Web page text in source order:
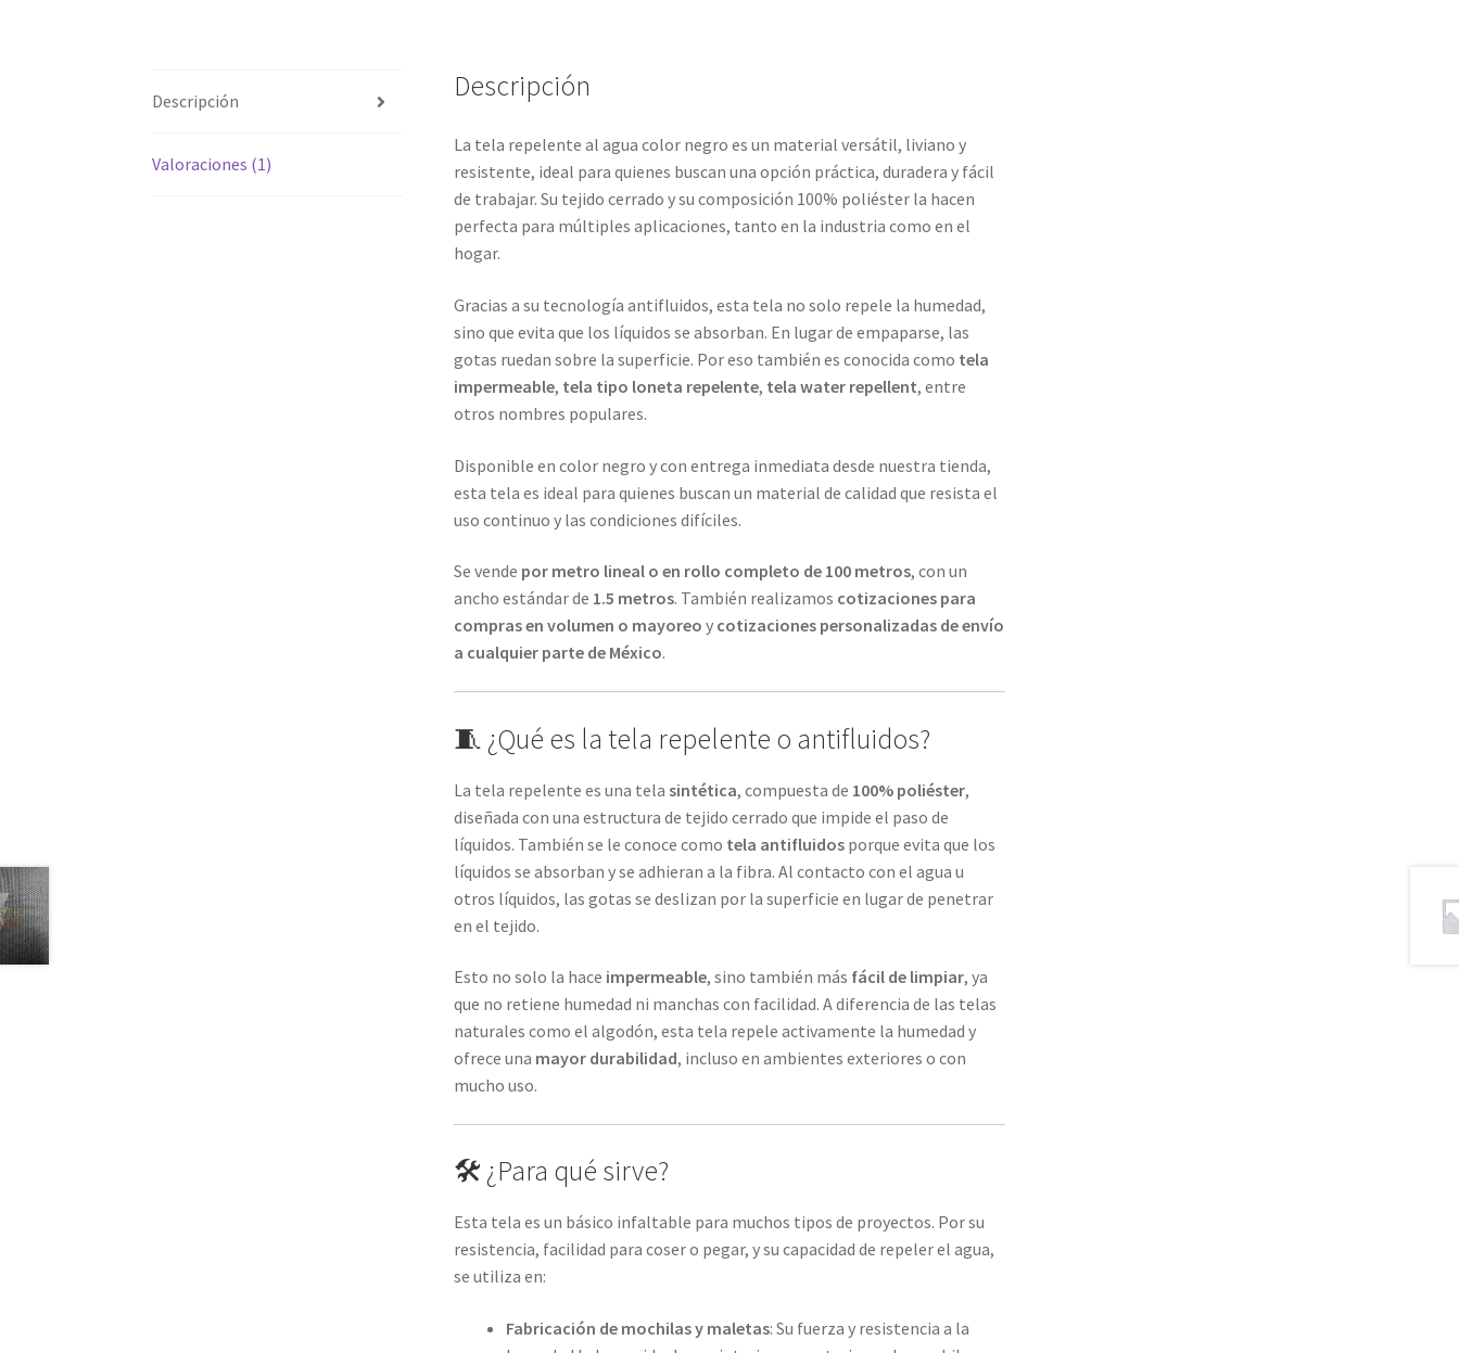
Descripción
Valoraciones (1)
Descripción
La tela repelente al agua color negro es un material versátil, liviano y
resistente, ideal para quienes buscan una opción práctica, duradera y fácil
de trabajar. Su tejido cerrado y su composición 100% poliéster la hacen
perfecta para múltiples aplicaciones, tanto en la industria como en el
hogar.
Gracias a su tecnología antifluidos, esta tela no solo repele la humedad,
sino que evita que los líquidos se absorban. En lugar de empaparse, las
gotas ruedan sobre la superficie. Por eso también es conocida como tela
impermeable, tela tipo loneta repelente, tela water repellent, entre
otros nombres populares.
Disponible en color negro y con entrega inmediata desde nuestra tienda,
esta tela es ideal para quienes buscan un material de calidad que resista el
uso continuo y las condiciones difíciles.
Se vende por metro lineal o en rollo completo de 100 metros, con un
ancho estándar de 1.5 metros. También realizamos cotizaciones para
compras en volumen o mayoreo y cotizaciones personalizadas de envío
a cualquier parte de México.
🧵 ¿Qué es la tela repelente o antifluidos?
La tela repelente es una tela sintética, compuesta de 100% poliéster,
diseñada con una estructura de tejido cerrado que impide el paso de
líquidos. También se le conoce como tela antifluidosporque evita que los
líquidos se absorban y se adhieran a la fibra. Al contacto con el agua u
otros líquidos, las gotas se deslizan por la superficie en lugar de penetrar
en el tejido.
Esto no solo la hace impermeable, sino también más fácil de limpiar, ya
que no retiene humedad ni manchas con facilidad. A diferencia de las telas
naturales como el algodón, esta tela repele activamente la humedad y
ofrece una mayor durabilidad, incluso en ambientes exteriores o con
mucho uso.
🛠️ ¿Para qué sirve?
Esta tela es un básico infaltable para muchos tipos de proyectos. Por su
resistencia, facilidad para coser o pegar, y su capacidad de repeler el agua,
se utiliza en:
Fabricación de mochilas y maletas: Su fuerza y resistencia a la